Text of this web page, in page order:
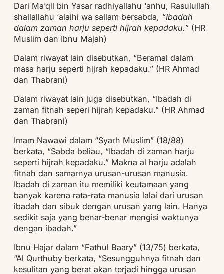
Dari Ma’qil bin Yasar radhiyallahu ‘anhu, Rasulullah
shallallahu ‘alaihi wa sallam bersabda, “Ibadah
dalam zaman harju seperti hijrah kepadaku.” (HR
Muslim dan Ibnu Majah)
Dalam riwayat lain disebutkan, “Beramal dalam
masa harju seperti hijrah kepadaku.” (HR Ahmad
dan Thabrani)
Dalam riwayat lain juga disebutkan, “Ibadah di
zaman fitnah seperi hijrah kepadaku.” (HR Ahmad
dan Thabrani)
Imam Nawawi dalam “Syarh Muslim” (18/88)
berkata, “Sabda beliau, “Ibadah di zaman harju
seperti hijrah kepadaku.” Makna al harju adalah
fitnah dan samarnya urusan-urusan manusia.
Ibadah di zaman itu memiliki keutamaan yang
banyak karena rata-rata manusia lalai dari urusan
ibadah dan sibuk dengan urusan yang lain. Hanya
sedikit saja yang benar-benar mengisi waktunya
dengan ibadah.”
Ibnu Hajar dalam “Fathul Baary” (13/75) berkata,
“Al Qurthuby berkata, “Sesungguhnya fitnah dan
kesulitan yang berat akan terjadi hingga urusan